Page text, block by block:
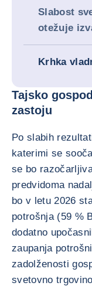
Slabost
otežuje
Krhka
Tajsko
zastoju
Po slabih
katerimi se
se bo
predvidoma
bo v letu 2026
potrošnja (59 %
dodatno
zaupanja
zadolženosti
svetovno